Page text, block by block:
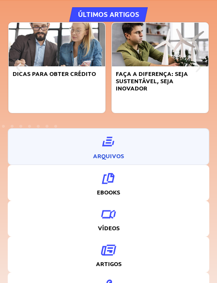
ÚLTIMOS ARTIGOS
DICAS PARA OBTER CRÉDITO
FAÇA A DIFERENÇA: SEJA
SUSTENTÁVEL, SEJA
INOVADOR
ARQUIVOS
EBOOKS
VÍDEOS
ARTIGOS